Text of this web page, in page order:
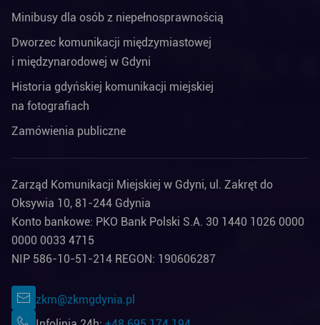
Minibusy dla osób z niepełnosprawnością
Dworzec komunikacji międzymiastowej
i międzynarodowej w Gdyni
Historia gdyńskiej komunikacji miejskiej
na fotografiach
Zamówienia publiczne
Zarząd Komunikacji Miejskiej w Gdyni, ul. Zakręt do
Oksywia 10, 81-244 Gdynia
Konto bankowe: PKO Bank Polski S.A. 30 1440 1026 0000
0000 0033 4715
NIP 586-10-51-214 REGON: 190606287
zkm@zkmgdynia.pl